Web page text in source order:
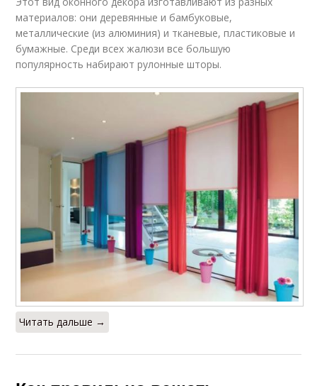
материалов: они деревянные и бамбуковые,
металлические (из алюминия) и тканевые, пластиковые и
бумажные. Среди всех жалюзи все большую
популярность набирают рулонные шторы.
Читать дальше →